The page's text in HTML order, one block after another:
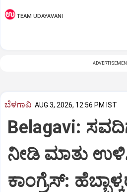
TEAM UDAYAVANI
ಬೆಳಗಾವಿ AUG 3, 2026, 12:56 PM IST
Belagavi:
ನೀಡಿ ಮಾತು
ಕಾಂಗ್ರೆಸ್:‌